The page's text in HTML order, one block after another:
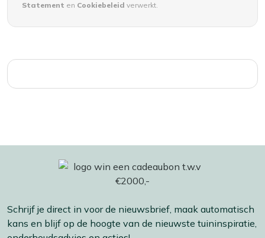
Statement en Cookiebeleid verwerkt.
Schrijf je direct in voor de nieuwsbrief, maak automatisch
kans en blijf op de hoogte van de nieuwste tuininspiratie,